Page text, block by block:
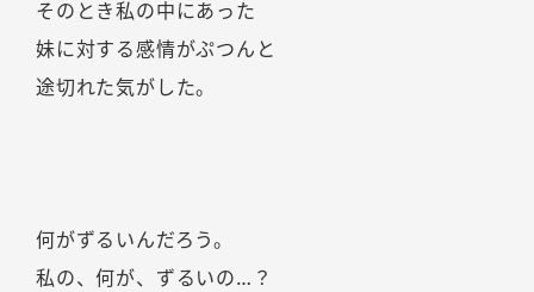
そのとき私の中にあった
妹に対する感情がぷつんと
途切れた気がした。
何がずるいんだろう。
私の、何が、ずるいの…？